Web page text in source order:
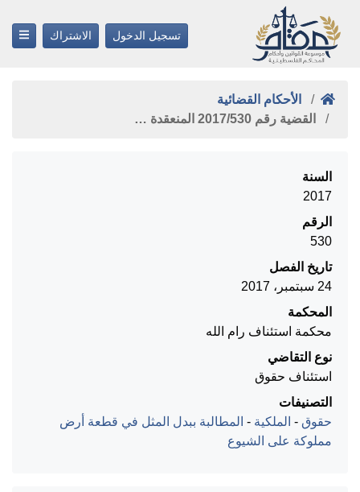
تسجيل الدخول الاشتراك
الأحكام القضائية
القضية رقم ‎530‏/‎2017‏ المنعقدة …
السنة
2017
الرقم
530
تاريخ الفصل
24 سبتمبر، 2017
المحكمة
محكمة استئناف رام الله
نوع التقاضي
استئناف حقوق
التصنيفات
حقوق - الملكية - المطالبة ببدل المثل في قطعة أرض
مملوكة على الشيوع